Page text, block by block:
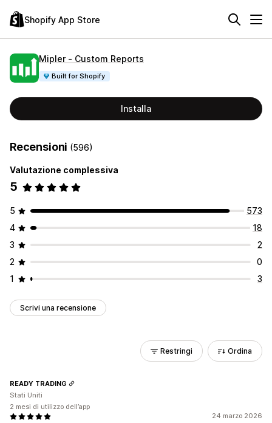
Shopify App Store
Mipler ‑ Custom Reports
Built for Shopify
Installa
Recensioni (596)
Valutazione complessiva
5
5
573
4
18
3
2
2
0
1
3
Scrivi una recensione
Restringi Ordina
24 marzo 2026
READY TRADING
Stati Uniti
2 mesi di utilizzo dell’app